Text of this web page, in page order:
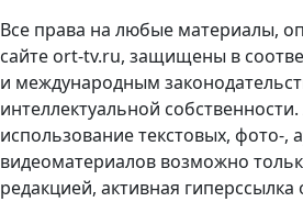
Все права на любые материалы,
сайте ort-tv.ru, защищены в
и международным
интеллектуальной
использование текстовых, фото-,
видеоматериалов возможно
редакцией, активная гиперссылка